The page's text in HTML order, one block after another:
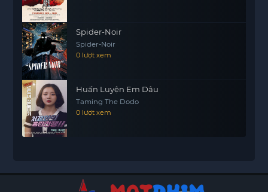
Spider-Noir
Spider-Noir
0 lượt xem
Huấn Luyện Em Dâu
Taming The Dodo
0 lượt xem